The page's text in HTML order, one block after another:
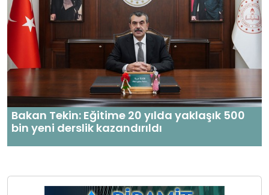
Bakan Tekin: Eğitime 20 yılda yaklaşık 500
bin yeni derslik kazandırıldı